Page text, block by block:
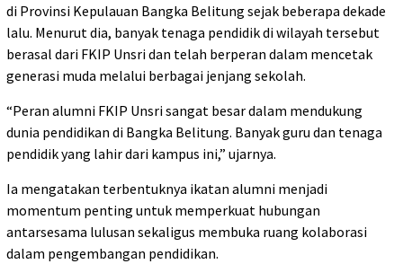
di Provinsi Kepulauan Bangka Belitung sejak beberapa dekade
lalu. Menurut dia, banyak tenaga pendidik di wilayah tersebut
berasal dari FKIP Unsri dan telah berperan dalam mencetak
generasi muda melalui berbagai jenjang sekolah.
“Peran alumni FKIP Unsri sangat besar dalam mendukung
dunia pendidikan di Bangka Belitung. Banyak guru dan tenaga
pendidik yang lahir dari kampus ini,” ujarnya.
Ia mengatakan terbentuknya ikatan alumni menjadi
momentum penting untuk memperkuat hubungan
antarsesama lulusan sekaligus membuka ruang kolaborasi
dalam pengembangan pendidikan.